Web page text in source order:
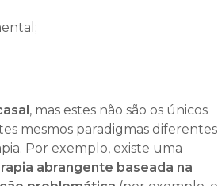
, mas estes não são os únicos
mesmos paradigmas diferentes
Por exemplo, existe uma
abrangente baseada na